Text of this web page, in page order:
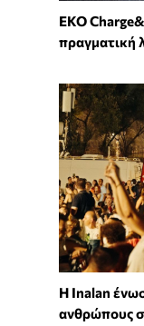
EKO
πραγματική
Η Inalan
ανθρώπους